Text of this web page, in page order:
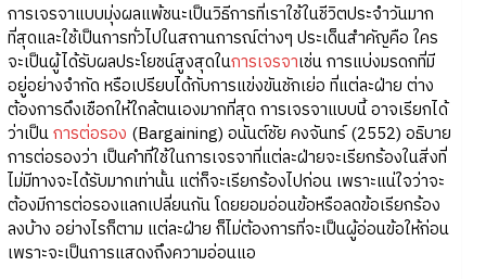
การเจรจาแบบมุ่งผลแพ้ชนะเป็นวิธีการที่เราใช้ในชีวิตประจำวันมาก
ที่สุดและใช้เป็นการทั่วไปในสถานการณ์ต่างๆ ประเด็นสำคัญคือ ใคร
จะเป็นผู้ได้รับผลประโยชน์สูงสุดในการเจรจาเช่น การแบ่งมรดกที่มี
อยู่อย่างจำกัด หรือเปรียบได้กับการแข่งขันชักเย่อ ที่แต่ละฝ่าย ต่าง
ต้องการดึงเชือกให้ใกล้ตนเองมากที่สุด การเจรจาแบบนี้ อาจเรียกได้
ว่าเป็นการต่อรอง (Bargaining) อนันต์ชัย คงจันทร์ (2552) อธิบาย
การต่อรองว่า เป็นคำที่ใช้ในการเจรจาที่แต่ละฝ่ายจะเรียกร้องในสิ่งที่
ไม่มีทางจะได้รับมากเท่านั้น แต่ก็จะเรียกร้องไปก่อน เพราะแน่ใจว่าจะ
ต้องมีการต่อรองแลกเปลี่ยนกัน โดยยอมอ่อนข้อหรือลดข้อเรียกร้อง
ลงบ้าง อย่างไรก็ตาม แต่ละฝ่าย ก็ไม่ต้องการที่จะเป็นผู้อ่อนข้อให้ก่อน
เพราะจะเป็นการแสดงถึงความอ่อนแอ